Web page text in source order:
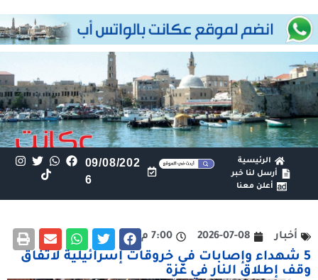
الرئيسية
أرسل لنا خبر
أعلن معنا
09/08/202
6
أخبار 2026-07-08 7:00 م
5 شهداء وإصابات في خروقات إسرائيلية لاتفاق
وقف إطلاق النار في غزة